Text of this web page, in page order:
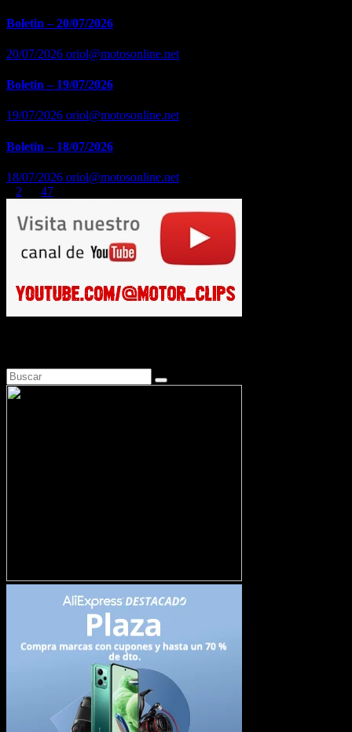
Boletin – 20/07/2026
20/07/2026 oriol@motosonline.net
Boletin – 19/07/2026
19/07/2026 oriol@motosonline.net
Boletin – 18/07/2026
18/07/2026 oriol@motosonline.net
Paginación
de
entradas
2 47